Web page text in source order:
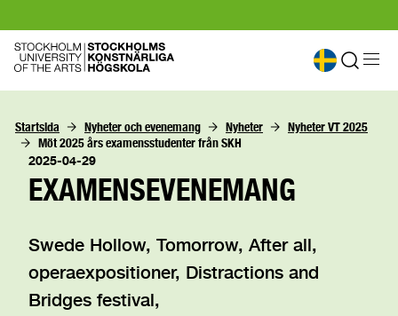
Startsida Nyheter och evenemang Nyheter
Nyheter VT 2025
Möt 2025 års examensstudenter från SKH
2025-04-29
EXAMENSEVENEMANG
Swede Hollow, Tomorrow, After all,
operaexpositioner, Distractions and
Bridges festival,